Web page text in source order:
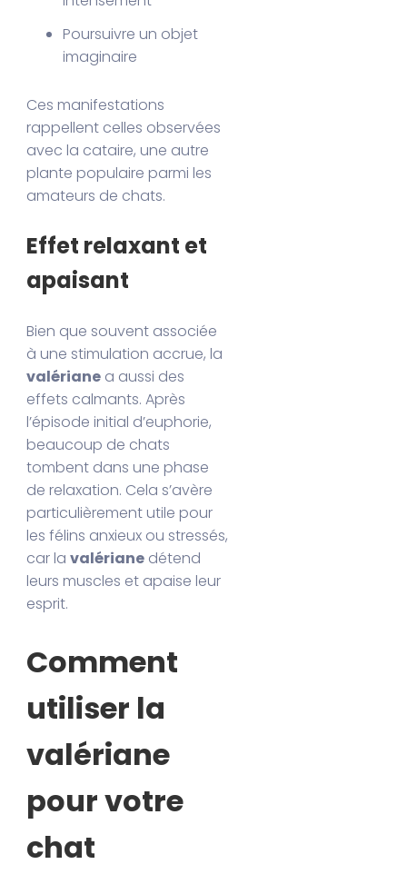
Poursuivre un objet
imaginaire
Ces manifestations
rappellent celles observées
avec la cataire, une autre
plante populaire parmi les
amateurs de chats.
Effet relaxant et
apaisant
Bien que souvent associée
à une stimulation accrue, la
valériane a aussi des
effets calmants. Après
l’épisode initial d’euphorie,
beaucoup de chats
tombent dans une phase
de relaxation. Cela s’avère
particulièrement utile pour
les félins anxieux ou stressés,
car lavalériane détend
leurs muscles et apaise leur
esprit.
Comment
utiliser la
valériane
pour votre
chat